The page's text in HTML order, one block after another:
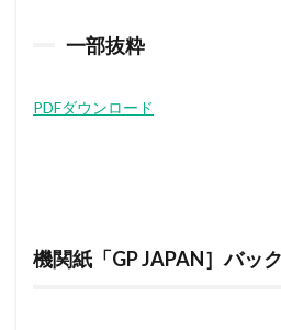
一部抜粋
PDFダウンロード
機関紙「GP JAPAN］バッ